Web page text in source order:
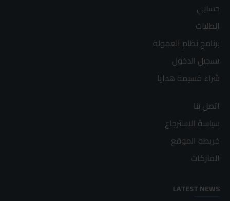
حسابي
الطلبات
برنامج نظام العمولة
تسجيل الدخول
شراء قسيمة هدايا
اتصل بنا
سياسة الاسترجاع
خريطة الموقع
الماركات
LATEST NEWS